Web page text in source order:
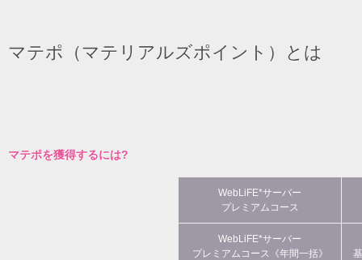
マテポ（マテリアルズポイント）とは
マテポを獲得するには?
WebLiFE*サーバー
プレミアムコース
WebLiFE*サーバー
プレミアムコース《年間一括》